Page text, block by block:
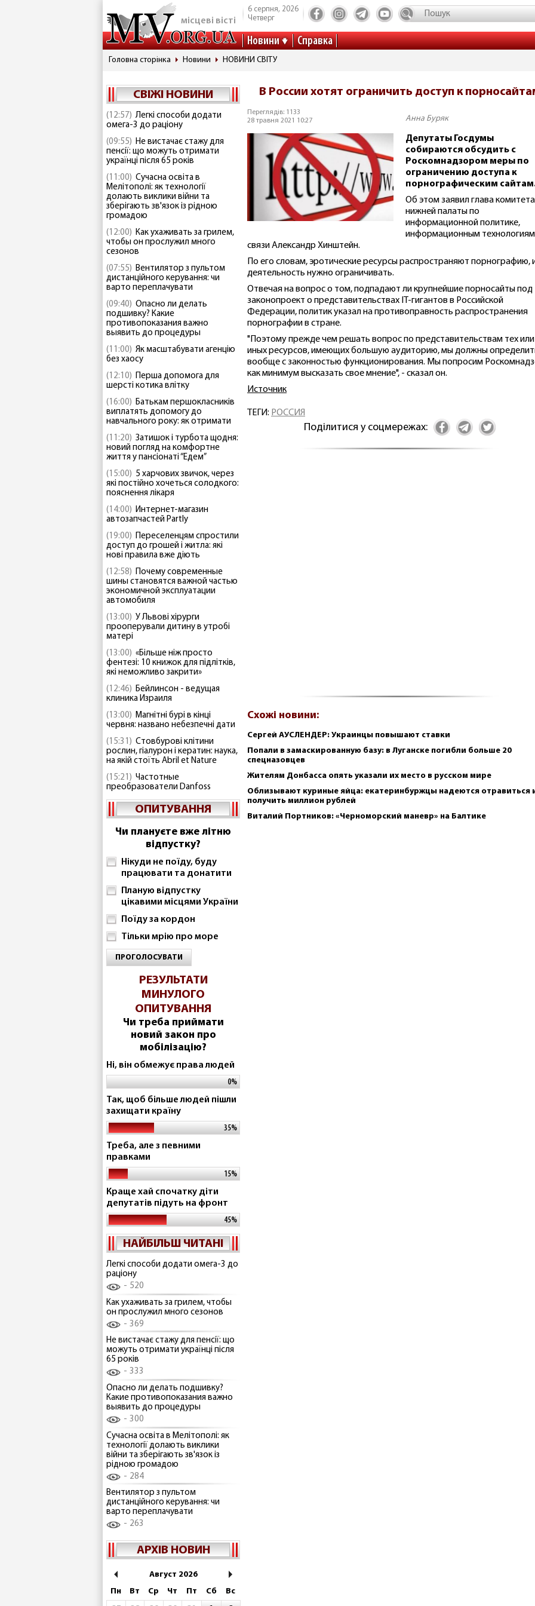
місцеві вісті
6 серпня, 2026
Четверг
Новини Справка
Головна сторінка Новини НОВИНИ СВІТУ
СВІЖІ НОВИНИ
(12:57) Легкі способи додати
омега-3 до раціону
(09:55) Не вистачає стажу для
пенсії: що можуть отримати
українці після 65 років
(11:00) Сучасна освіта в
Мелітополі: як технології
долають виклики війни та
зберігають зв'язок із рідною
громадою
(12:00) Как ухаживать за грилем,
чтобы он прослужил много
сезонов
(07:55) Вентилятор з пультом
дистанційного керування: чи
варто переплачувати
(09:40) Опасно ли делать
подшивку? Какие
противопоказания важно
выявить до процедуры
(11:00) Як масштабувати агенцію
без хаосу
(12:10) Перша допомога для
шерсті котика влітку
(16:00) Батькам першокласників
виплатять допомогу до
навчального року: як отримати
(11:20) Затишок і турбота щодня:
новий погляд на комфортне
життя у пансіонаті “Едем”
(15:00) 5 харчових звичок, через
які постійно хочеться солодкого:
пояснення лікаря
(14:00) Интернет-магазин
автозапчастей Partly
(19:00) Переселенцям спростили
доступ до грошей і житла: які
нові правила вже діють
(12:58) Почему современные
шины становятся важной частью
экономичной эксплуатации
автомобиля
(13:00) У Львові хірурги
прооперували дитину в утробі
матері
(13:00) «Більше ніж просто
фентезі: 10 книжок для підлітків,
які неможливо закрити»
(12:46) Бейлинсон - ведущая
клиника Израиля
(13:00) Магнітні бурі в кінці
червня: названо небезпечні дати
(15:31) Стовбурові клітини
рослин, гіалурон і кератин: наука,
на якій стоїть Abril et Nature
(15:21) Частотные
преобразователи Danfoss
ОПИТУВАННЯ
Чи плануєте вже літню
відпустку?
Нікуди не поїду, буду
працювати та донатити
Планую відпустку
цікавими місцями України
Поїду за кордон
Тільки мрію про море
ПРОГОЛОСУВАТИ
РЕЗУЛЬТАТИ
МИНУЛОГО
ОПИТУВАННЯ
Чи треба приймати
новий закон про
мобілізацію?
Ні, він обмежує права людей
0%
Так, щоб більше людей пішли
захищати країну
35%
Треба, але з певними
правками
15%
Краще хай спочатку діти
депутатів підуть на фронт
45%
НАЙБІЛЬШ ЧИТАНІ
Легкі способи додати омега-3 до
раціону
520
Как ухаживать за грилем, чтобы
он прослужил много сезонов
369
Не вистачає стажу для пенсії: що
можуть отримати українці після
65 років
333
Опасно ли делать подшивку?
Какие противопоказания важно
выявить до процедуры
300
Сучасна освіта в Мелітополі: як
технології долають виклики
війни та зберігають зв'язок із
рідною громадою
284
Вентилятор з пультом
дистанційного керування: чи
варто переплачувати
263
АРХІВ НОВИН
Август 2026
Пн
Вт Ср Чт Пт Сб
Вс
В России хотят ограничить доступ к
Переглядів: 1133
28 травня 2021 10:27
Анна Буряк
Депутаты Госдумы
собираются обсудить с
Роскомнадзором меры по
ограничению доступа к
порнографическим
Об этом заявил глава комитета
нижней палаты по
информационной политике,
информационным
связи Александр Хинштейн.
По его словам, эротические ресурсы распространяют порнографию,
деятельность нужно ограничивать.
Отвечая на вопрос о том, подпадают ли крупнейшие порносайты под
законопроект о представительствах IT-гигантов в Российской
Федерации, политик указал на противоправность распространения
порнографии в стране.
"Поэтому прежде чем решать вопрос по представительствам тех или
иных ресурсов, имеющих большую аудиторию, мы должны
вообще с законностью функционирования. Мы попросим
как минимум высказать свое мнение", - сказал он.
Источник
ТЕГИ: РОССИЯ
Поділитися у соцмережах:
Схожі новини:
Сергей АУСЛЕНДЕР: Украинцы повышают ставки
Попали в замаскированную базу: в Луганске погибли больше 20
спецназовцев
Жителям Донбасса опять указали их место в русском мире
Облизывают куриные яйца: екатеринбуржцы надеются отравиться
получить миллион рублей
Виталий Портников: «Черноморский маневр» на Балтике